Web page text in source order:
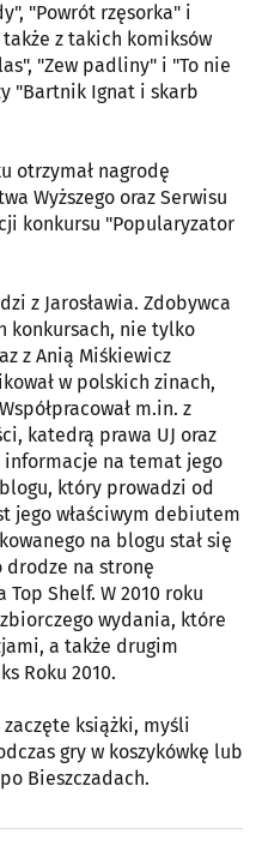
"Powrót rzęsorka" i
także z takich komiksów
"Zew padliny" i "To nie
"Bartnik Ignat i skarb
otrzymał nagrodę
Wyższego oraz Serwisu
konkursu "Popularyzator
z Jarosławia. Zdobywca
konkursach, nie tylko
z Anią Miśkiewicz
w polskich zinach,
m.in. z
katedrą prawa UJ oraz
informacje na temat jego
który prowadzi od
jego właściwym debiutem
na blogu stał się
drodze na stronę
Shelf. W 2010 roku
wydania, które
a także drugim
Roku 2010.
książki, myśli
gry w koszykówkę lub
Bieszczadach.